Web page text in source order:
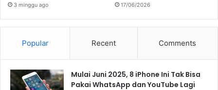
3 minggu ago 17/06/2026
Popular Recent Comments
Mulai Juni 2025, 8 iPhone Ini Tak Bisa
Pakai WhatsApp dan YouTube Lagi